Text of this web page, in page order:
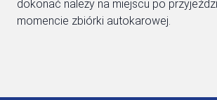
dokonać należy na miejscu po
momencie zbiórki autokarowej.